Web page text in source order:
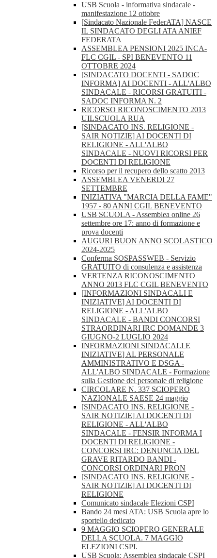
USB Scuola - informativa sindacale -
manifestazione 12 ottobre
[Sindacato Nazionale FederATA] NASCE
IL SINDACATO DEGLI ATA ANIEF
FEDERATA
ASSEMBLEA PENSIONI 2025 INCA-
FLC CGIL - SPI BENEVENTO 11
OTTOBRE 2024
[SINDACATO DOCENTI - SADOC
INFORMA] AI DOCENTI - ALL'ALBO
SINDACALE - RICORSI GRATUITI -
SADOC INFORMA N. 2
RICORSO RICONOSCIMENTO 2013
UILSCUOLA RUA
[SINDACATO INS. RELIGIONE -
SAIR NOTIZIE] AI DOCENTI DI
RELIGIONE - ALL'ALBO
SINDACALE - NUOVI RICORSI PER
DOCENTI DI RELIGIONE
Ricorso per il recupero dello scatto 2013
ASSEMBLEA VENERDI 27
SETTEMBRE
INIZIATIVA "MARCIA DELLA FAME"
1957 - 80 ANNI CGIL BENEVENTO
USB SCUOLA - Assemblea online 26
settembre ore 17: anno di formazione e
prova docenti
AUGURI BUON ANNO SCOLASTICO
2024-2025
Conferma SOSPASSWEB - Servizio
GRATUITO di consulenza e assistenza
VERTENZA RICONOSCIMENTO
ANNO 2013 FLC CGIL BENEVENTO
[INFORMAZIONI SINDACALI E
INIZIATIVE] AI DOCENTI DI
RELIGIONE - ALL'ALBO
SINDACALE - BANDI CONCORSI
STRAORDINARI IRC DOMANDE 3
GIUGNO-2 LUGLIO 2024
INFORMAZIONI SINDACALI E
INIZIATIVE] AL PERSONALE
AMMINISTRATIVO E DSGA -
ALL'ALBO SINDACALE - Formazione
sulla Gestione del personale di religione
CIRCOLARE N. 337 SCIOPERO
NAZIONALE SAESE 24 maggio
[SINDACATO INS. RELIGIONE -
SAIR NOTIZIE] AI DOCENTI DI
RELIGIONE - ALL'ALBO
SINDACALE - FENSIR INFORMA I
DOCENTI DI RELIGIONE -
CONCORSI IRC: DENUNCIA DEL
GRAVE RITARDO BANDI -
CONCORSI ORDINARI PRON
[SINDACATO INS. RELIGIONE -
SAIR NOTIZIE] AI DOCENTI DI
RELIGIONE
Comunicato sindacale Elezioni CSPI
Bando 24 mesi ATA: USB Scuola apre lo
sportello dedicato
9 MAGGIO SCIOPERO GENERALE
DELLA SCUOLA. 7 MAGGIO
ELEZIONI CSPI.
USB Scuola: Assemblea sindacale CSPI